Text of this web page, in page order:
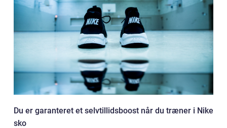
Du er garanteret et selvtillidsboost når du træner i Nike
sko